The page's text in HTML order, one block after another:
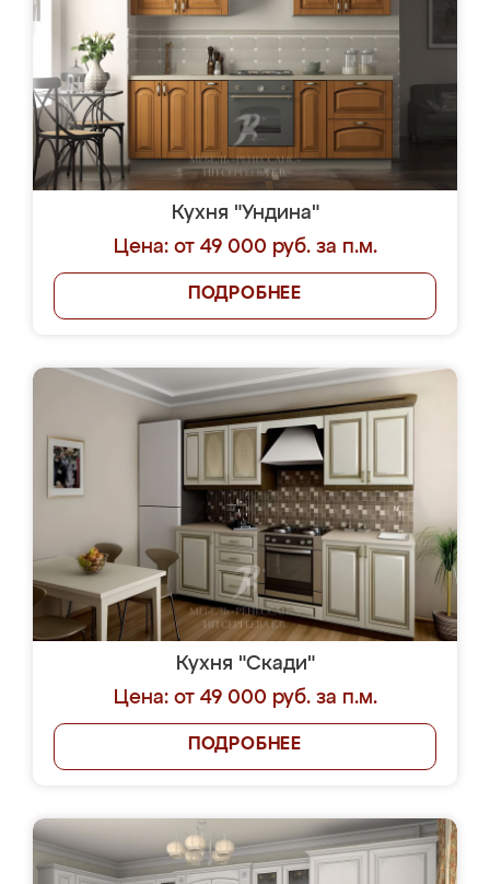
Кухня "Ундина"
Цена: от 49 000 руб. за п.м.
ПОДРОБНЕЕ
Кухня "Скади"
Цена: от 49 000 руб. за п.м.
ПОДРОБНЕЕ